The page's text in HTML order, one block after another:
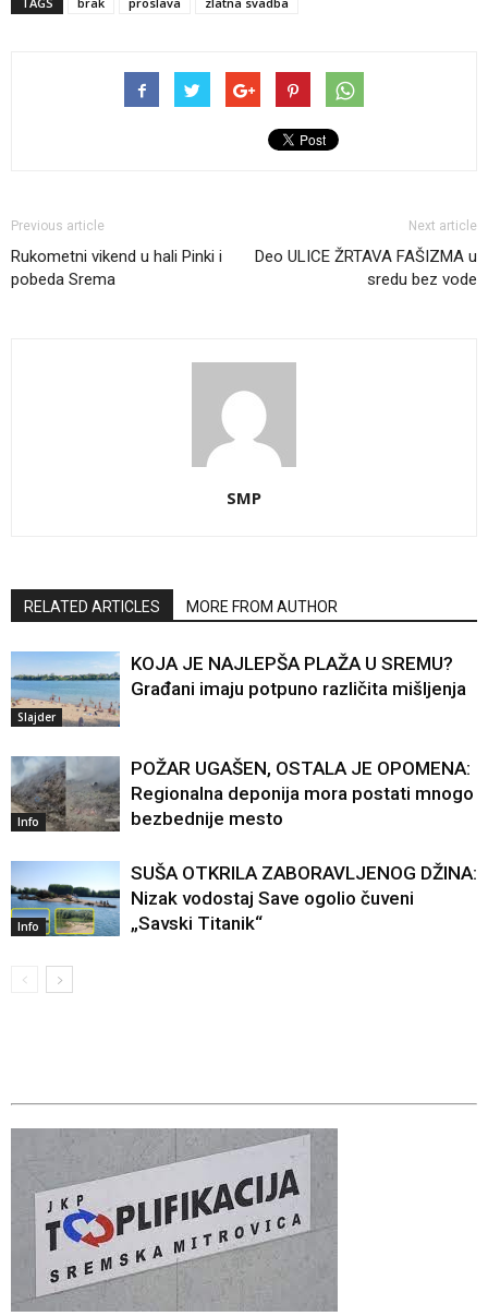
Previous article
Rukometni vikend u hali Pinki i
pobeda Srema
Next article
Deo ULICE ŽRTAVA FAŠIZMA u
sredu bez vode
SMP
RELATED ARTICLES MORE FROM AUTHOR
Slajder
KOJA JE NAJLEPŠA PLAŽA U SREMU?
Građani imaju potpuno različita mišljenja
Info
POŽAR UGAŠEN, OSTALA JE OPOMENA:
Regionalna deponija mora postati mnogo
bezbednije mesto
Info
SUŠA OTKRILA ZABORAVLJENOG DŽINA:
Nizak vodostaj Save ogolio čuveni
„Savski Titanik“